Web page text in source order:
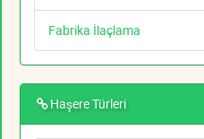
Fabrika İlaçlama
Haşere Türleri